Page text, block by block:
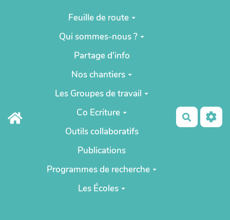
Aller au contenu principal
Feuille de route
Qui sommes-nous ?
Partage d'info
Nos chantiers
Les Groupes de travail
Co Ecriture
Outils collaboratifs
Publications
Programmes de recherche
Les Écoles